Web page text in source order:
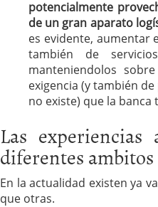
potencialmente
de un gran aparato
es evidente, aumentar
también de
manteniendolos
exigencia (y también
no existe) que la banca
Las
diferentes ambitos
En la actualidad existen ya
que otras.